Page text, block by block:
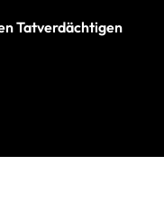
Tatverdächtigen